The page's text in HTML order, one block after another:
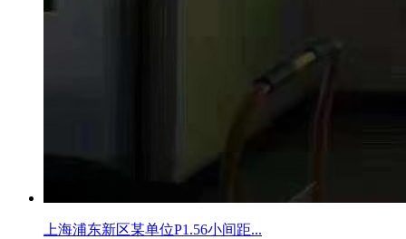
上海浦东新区某单位P1.56小间距...